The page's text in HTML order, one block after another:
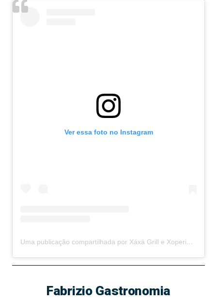
Ver essa foto no Instagram
Uma publicação compartilhada por Xáxá Grill e Xoperia (@xaxagrill)
Fabrizio Gastronomia